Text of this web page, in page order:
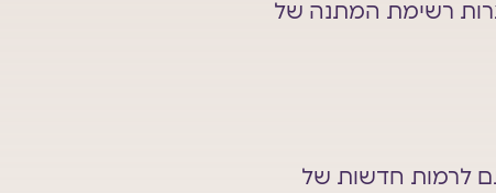
רשימת המתנה של
לרמות חדשות של